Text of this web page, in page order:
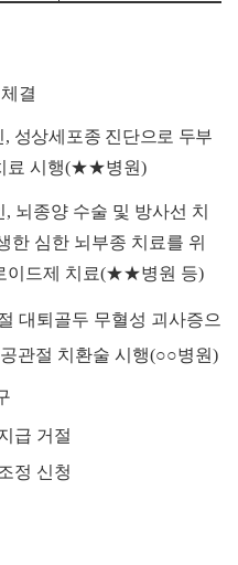
결
, 성상세포종 진단으로 두부
료 시행(★★병원)
, 뇌종양 수술 및 방사선 치
한 심한 뇌부종 치료를 위
이드제 치료(★★병원 등)
대퇴골두 무혈성 괴사증으
관절 치환술 시행(○○병원)
급 거절
정 신청